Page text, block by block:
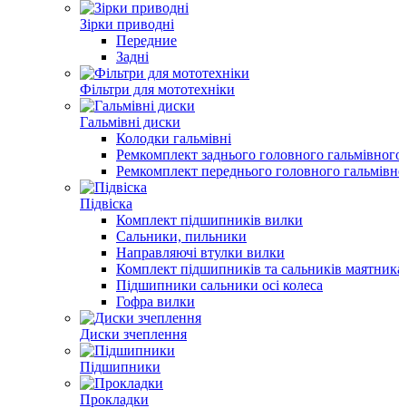
Зірки приводні
Передние
Задні
Фільтри для мототехніки
Гальмівні диски
Колодки гальмівні
Ремкомплект заднього головного
Ремкомплект переднього головного
Підвіска
Комплект підшипників вилки
Сальники, пильники
Направляючі втулки вилки
Комплект пiдшипникiв та сальникiв
Підшипники сальники осі колеса
Гофра вилки
Диски зчеплення
Підшипники
Прокладки